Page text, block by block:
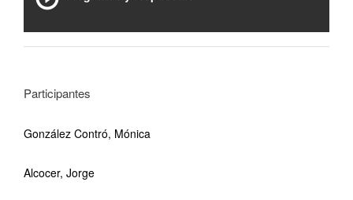
Participantes
González Contró, Mónica
Alcocer, Jorge